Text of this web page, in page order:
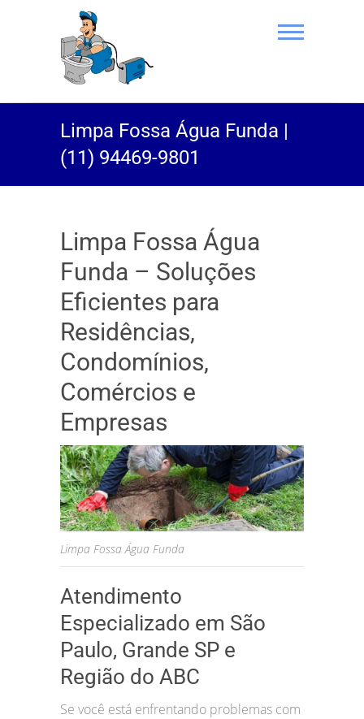
(11) 94469-
9801 |
Rei do Esgoto
Limpa Fossa Água Funda |
(11) 94469-9801
Limpa Fossa Água
Funda – Soluções
Eficientes para
Residências,
Condomínios,
Comércios e
Empresas
Limpa Fossa Água Funda
Atendimento
Especializado em São
Paulo, Grande SP e
Região do ABC
Se você está enfrentando problemas com